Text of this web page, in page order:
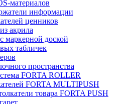
материалов
информации
ценников
акрила
маркерной доской
табличек
пространства
FORTA ROLLER
FORTA MULTIPUSH
товара FORTA PUSH